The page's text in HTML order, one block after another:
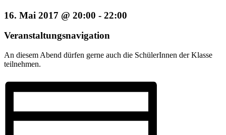
16. Mai 2017 @ 20:00 - 22:00
Veranstaltungsnavigation
An diesem Abend dürfen gerne auch die SchülerInnen der Klasse
teilnehmen.